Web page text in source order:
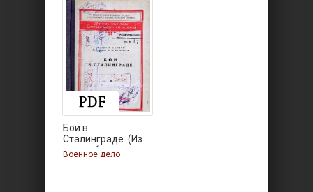
Бои в
Сталинграде. (Из
опыта боев
Военное дело